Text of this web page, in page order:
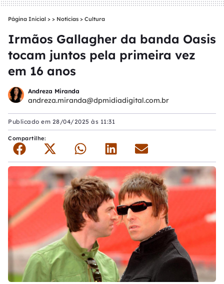
Página Inicial > Notícias > Cultura
Irmãos Gallagher da banda Oasis
tocam juntos pela primeira vez
em 16 anos
Andreza Miranda
andreza.miranda@dpmidiadigital.com.br
Publicado em 28/04/2025 às 11:31
Compartilhe: